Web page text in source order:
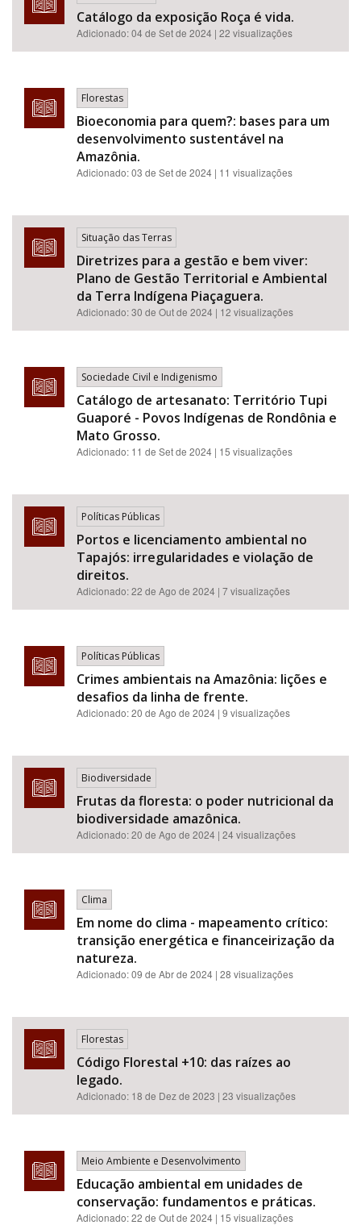
Catálogo da exposição Roça é vida.
Adicionado:04 de Set de 2024 | 22 visualizações
Florestas
Bioeconomia para quem?: bases para um
desenvolvimento sustentável na
Amazônia.
Adicionado:03 de Set de 2024 | 11 visualizações
Situação das Terras
Diretrizes para a gestão e bem viver:
Plano de Gestão Territorial e Ambiental
da Terra Indígena Piaçaguera.
Adicionado:30 de Out de 2024 | 12 visualizações
Sociedade Civil e Indigenismo
Catálogo de artesanato: Território Tupi
Guaporé - Povos Indígenas de Rondônia e
Mato Grosso.
Adicionado: 11 de Set de 2024 | 15 visualizações
Políticas Públicas
Portos e licenciamento ambiental no
Tapajós: irregularidades e violação de
direitos.
Adicionado:22 de Ago de 2024 | 7 visualizações
Políticas Públicas
Crimes ambientais na Amazônia: lições e
desafios da linha de frente.
Adicionado:20 de Ago de 2024 | 9 visualizações
Biodiversidade
Frutas da floresta: o poder nutricional da
biodiversidade amazônica.
Adicionado:20 de Ago de 2024 | 24 visualizações
Clima
Em nome do clima - mapeamento crítico:
transição energética e financeirização da
natureza.
Adicionado:09 de Abr de 2024 | 28 visualizações
Florestas
Código Florestal +10: das raízes ao
legado.
Adicionado: 18 de Dez de 2023 | 23 visualizações
Meio Ambiente e Desenvolvimento
Educação ambiental em unidades de
conservação: fundamentos e práticas.
Adicionado:22 de Out de 2024 | 15 visualizações